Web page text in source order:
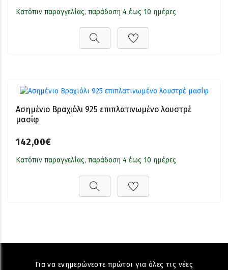
Κατόπιν παραγγελίας, παράδοση 4 έως 10 ημέρες
Ασημένιο Βραχιόλι 925 επιπλατινωμένο λουστρέ
μασίφ
142,00€
Κατόπιν παραγγελίας, παράδοση 4 έως 10 ημέρες
Για να ενημερώνεστε πρώτοι για όλες τις νέες